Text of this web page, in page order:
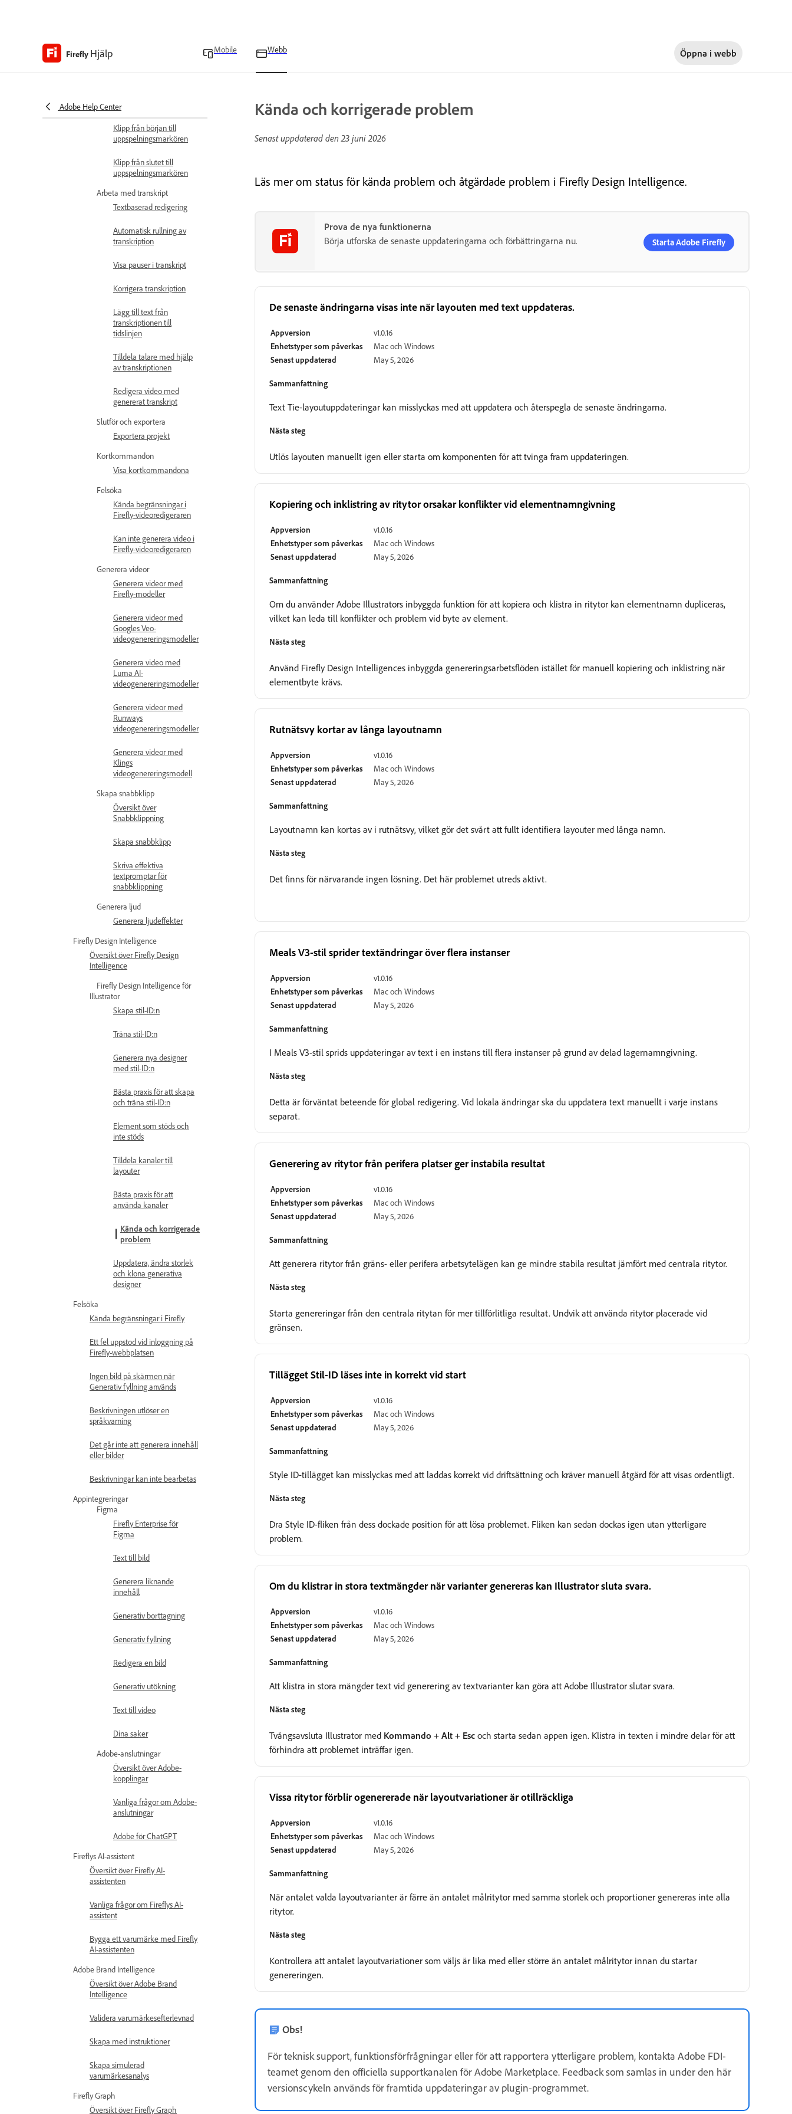
Firefly Hjälp Mobile Webb Öppna i webb
Adobe Help CenterAnvänd fästläge
Klipp från början till
uppspelningsmarkören
Klipp från slutet till
uppspelningsmarkören
Arbeta med transkript
Textbaserad redigering
Automatisk rullning av
transkription
Visa pauser i transkript
Korrigera transkription
Lägg till text från
transkriptionen till
tidslinjen
Tilldela talare med hjälp
av transkriptionen
Redigera video med
genererat transkript
Slutför och exportera
Exportera projekt
Kortkommandon
Visa kortkommandona
Felsöka
Kända begränsningar i
Firefly-videoredigeraren
Kan inte generera video i
Firefly-videoredigeraren
Generera videor
Generera videor med
Firefly-modeller
Generera videor med
Googles Veo-
videogenereringsmodeller
Generera video med
Luma AI-
videogenereringsmodeller
Generera videor med
Runways
videogenereringsmodeller
Generera videor med
Klings
videogenereringsmodell
Skapa snabbklipp
Översikt över
Snabbklippning
Skapa snabbklipp
Skriva effektiva
textpromptar för
snabbklippning
Generera ljud
Generera ljudeffekter
Firefly Design Intelligence
Översikt över Firefly Design
Intelligence
Firefly Design Intelligence för
Illustrator
Skapa stil-ID:n
Träna stil-ID:n
Generera nya designer
med stil-ID:n
Bästa praxis för att skapa
och träna stil-ID:n
Element som stöds och
inte stöds
Tilldela kanaler till
layouter
Bästa praxis för att
använda kanaler
Kända och korrigerade
problem
Uppdatera, ändra storlek
och klona generativa
designer
Felsöka
Kända begränsningar i Firefly
Ett fel uppstod vid inloggning på
Firefly-webbplatsen
Ingen bild på skärmen när
Generativ fyllning används
Beskrivningen utlöser en
språkvarning
Det går inte att generera innehåll
eller bilder
Beskrivningar kan inte bearbetas
Appintegreringar
Figma
Firefly Enterprise för
Figma
Text till bild
Generera liknande
innehåll
Generativ borttagning
Generativ fyllning
Redigera en bild
Generativ utökning
Text till video
Dina saker
Adobe-anslutningar
Översikt över Adobe-
kopplingar
Vanliga frågor om Adobe-
anslutningar
Adobe för ChatGPT
Fireflys AI-assistent
Översikt över Firefly AI-
assistenten
Vanliga frågor om Fireflys AI-
assistent
Bygga ett varumärke med Firefly
AI-assistenten
Adobe Brand Intelligence
Översikt över Adobe Brand
Intelligence
Validera varumärkesefterlevnad
Skapa med instruktioner
Skapa simulerad
varumärkesanalys
Firefly Graph
Översikt över Firefly Graph
Kända och korrigerade problem
Senast uppdaterad den23 juni 2026
Läs mer om status för kända problem och åtgärdade problem i Firefly Design Intelligence.
Prova de nya funktionerna
Börja utforska de senaste uppdateringarna och förbättringarna nu.
Starta Adobe Firefly
De senaste ändringarna visas inte när layouten med text uppdateras.
Appversion
v1.0.16
Enhetstyper som påverkas
Mac och Windows
Senast uppdaterad
May 5, 2026
Sammanfattning
Text Tie-layoutuppdateringar kan misslyckas med att uppdatera och återspegla de senaste ändringarna.
Nästa steg
Utlös layouten manuellt igen eller starta om komponenten för att tvinga fram uppdateringen.
Kopiering och inklistring av ritytor orsakar konflikter vid elementnamngivning
Appversion
v1.0.16
Enhetstyper som påverkas
Mac och Windows
Senast uppdaterad
May 5, 2026
Sammanfattning
Om du använder Adobe Illustrators inbyggda funktion för att kopiera och klistra in ritytor kan elementnamn dupliceras,
vilket kan leda till konflikter och problem vid byte av element.
Nästa steg
Använd Firefly Design Intelligences inbyggda genereringsarbetsflöden istället för manuell kopiering och inklistring när
elementbyte krävs.
Rutnätsvy kortar av långa layoutnamn
Appversion
v1.0.16
Enhetstyper som påverkas
Mac och Windows
Senast uppdaterad
May 5, 2026
Sammanfattning
Layoutnamn kan kortas av i rutnätsvy, vilket gör det svårt att fullt identifiera layouter med långa namn.
Nästa steg
Det finns för närvarande ingen lösning. Det här problemet utreds aktivt.
Meals V3-stil sprider textändringar över flera instanser
Appversion
v1.0.16
Enhetstyper som påverkas
Mac och Windows
Senast uppdaterad
May 5, 2026
Sammanfattning
I Meals V3-stil sprids uppdateringar av text i en instans till flera instanser på grund av delad lagernamngivning.
Nästa steg
Detta är förväntat beteende för global redigering. Vid lokala ändringar ska du uppdatera text manuellt i varje instans
separat.
Generering av ritytor från perifera platser ger instabila resultat
Appversion
v1.0.16
Enhetstyper som påverkas
Mac och Windows
Senast uppdaterad
May 5, 2026
Sammanfattning
Att generera ritytor från gräns- eller perifera arbetsytelägen kan ge mindre stabila resultat jämfört med centrala ritytor.
Nästa steg
Starta genereringar från den centrala ritytan för mer tillförlitliga resultat. Undvik att använda ritytor placerade vid
gränsen.
Tillägget Stil-ID läses inte in korrekt vid start
Appversion
v1.0.16
Enhetstyper som påverkas
Mac och Windows
Senast uppdaterad
May 5, 2026
Sammanfattning
Style ID-tillägget kan misslyckas med att laddas korrekt vid driftsättning och kräver manuell åtgärd för att visas ordentligt.
Nästa steg
Dra Style ID-fliken från dess dockade position för att lösa problemet. Fliken kan sedan dockas igen utan ytterligare
problem.
Om du klistrar in stora textmängder när varianter genereras kan Illustrator sluta svara.
Appversion
v1.0.16
Enhetstyper som påverkas
Mac och Windows
Senast uppdaterad
May 5, 2026
Sammanfattning
Att klistra in stora mängder text vid generering av textvarianter kan göra att Adobe Illustrator slutar svara.
Nästa steg
Tvångsavsluta Illustrator med Kommando + Alt + Esc och starta sedan appen igen. Klistra in texten i mindre delar för att
förhindra att problemet inträffar igen.
Vissa ritytor förblir ogenererade när layoutvariationer är otillräckliga
Appversion
v1.0.16
Enhetstyper som påverkas
Mac och Windows
Senast uppdaterad
May 5, 2026
Sammanfattning
När antalet valda layoutvarianter är färre än antalet målritytor med samma storlek och proportioner genereras inte alla
ritytor.
Nästa steg
Kontrollera att antalet layoutvariationer som väljs är lika med eller större än antalet målritytor innan du startar
genereringen.
Obs!
För teknisk support, funktionsförfrågningar eller för att rapportera ytterligare problem, kontakta Adobe FDI-
teamet genom den officiella supportkanalen för Adobe Marketplace. Feedback som samlas in under den här
versionscykeln används för framtida uppdateringar av plugin-programmet.